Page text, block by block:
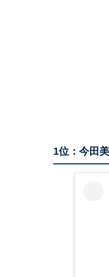
1位：今田